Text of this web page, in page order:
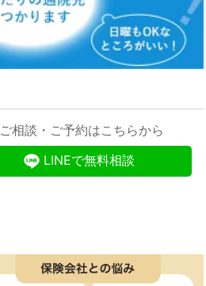
ご相談・ご予約はこちらから
LINEで無料相談